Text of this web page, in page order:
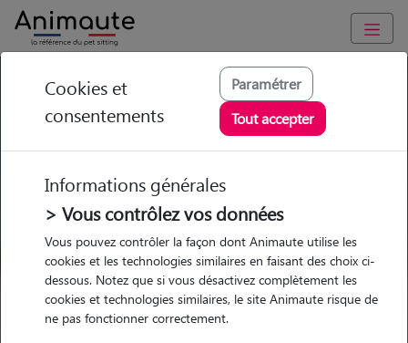
GARDE ANIMAUX à Sarbazan : Garde chien et chat en famille
ou à domicile, visites et promenades
Trouvez une garde animaux à
Sarbazan
Parmi nos 3 pet-sitters à Sarbazan
Garde
chez le Pet Sitter
Garde
chez le Pet Sitter
Cookies et
consentements
Paramétrer
Tout accepter
Informations générales
> Vous contrôlez vos données
Vous pouvez contrôler la façon dont Animaute utilise les
cookies et les technologies similaires en faisant des choix ci-
dessous. Notez que si vous désactivez complètement les
cookies et technologies similaires, le site Animaute risque de
ne pas fonctionner correctement.